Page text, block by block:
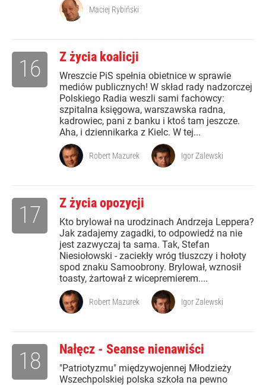
Maciej Rybiński
Z życia koalicji
Wreszcie PiS spełnia obietnice w sprawie
mediów publicznych! W skład rady nadzorczej
Polskiego Radia weszli sami fachowcy:
szpitalna księgowa, warszawska radna,
kadrowiec, pani z banku i ktoś tam jeszcze.
Aha, i dziennikarka z Kielc. W tej...
16
Robert Mazurek Igor Zalewski
Z życia opozycji
Kto brylował na urodzinach Andrzeja Leppera?
Jak zadajemy zagadki, to odpowiedź na nie
jest zazwyczaj ta sama. Tak, Stefan
Niesiołowski - zaciekły wróg tłuszczy i hołoty
spod znaku Samoobrony. Brylował, wznosił
toasty, żartował z wicepremierem....
17
Robert Mazurek Igor Zalewski
Nałęcz - Seanse nienawiści
"Patriotyzmu" międzywojennej Młodzieży
Wszechpolskiej polska szkoła na pewno
18